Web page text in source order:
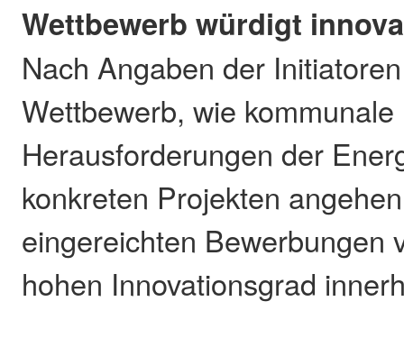
Wettbewerb würdigt
Nach Angaben der
Wettbewerb, wie
Herausforderungen der
konkreten Projekten
eingereichten Bewerbungen
hohen Innovationsgrad